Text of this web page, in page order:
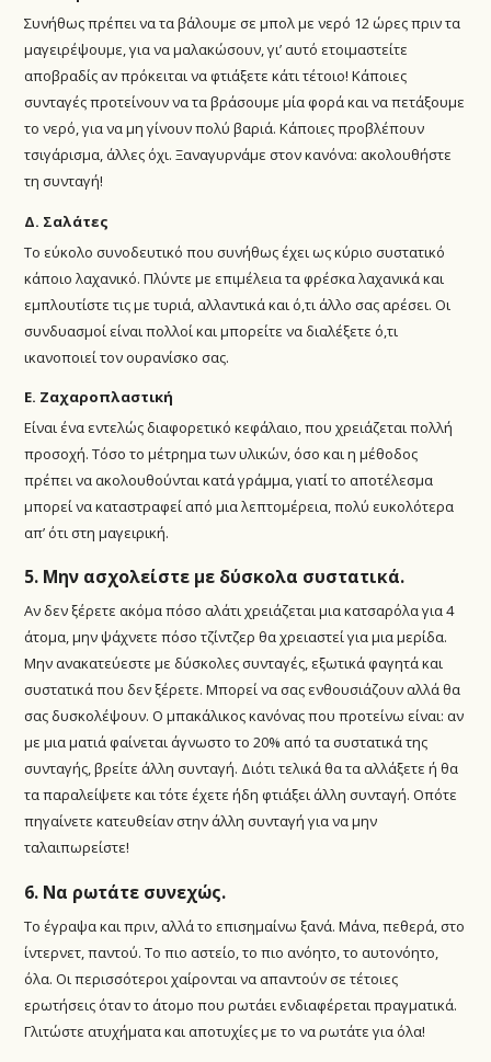
Συνήθως πρέπει να τα βάλουμε σε μπολ με νερό 12 ώρες πριν τα
μαγειρέψουμε, για να μαλακώσουν, γι’ αυτό ετοιμαστείτε
αποβραδίς αν πρόκειται να φτιάξετε κάτι τέτοιο! Κάποιες
συνταγές προτείνουν να τα βράσουμε μία φορά και να πετάξουμε
το νερό, για να μη γίνουν πολύ βαριά. Κάποιες προβλέπουν
τσιγάρισμα, άλλες όχι. Ξαναγυρνάμε στον κανόνα: ακολουθήστε
τη συνταγή!
Δ. Σαλάτες
Το εύκολο συνοδευτικό που συνήθως έχει ως κύριο συστατικό
κάποιο λαχανικό. Πλύντε με επιμέλεια τα φρέσκα λαχανικά και
εμπλουτίστε τις με τυριά, αλλαντικά και ό,τι άλλο σας αρέσει. Οι
συνδυασμοί είναι πολλοί και μπορείτε να διαλέξετε ό,τι
ικανοποιεί τον ουρανίσκο σας.
Ε. Ζαχαροπλαστική
Είναι ένα εντελώς διαφορετικό κεφάλαιο, που χρειάζεται πολλή
προσοχή. Τόσο το μέτρημα των υλικών, όσο και η μέθοδος
πρέπει να ακολουθούνται κατά γράμμα, γιατί το αποτέλεσμα
μπορεί να καταστραφεί από μια λεπτομέρεια, πολύ ευκολότερα
απ’ ότι στη μαγειρική.
5. Μην ασχολείστε με δύσκολα συστατικά.
Αν δεν ξέρετε ακόμα πόσο αλάτι χρειάζεται μια κατσαρόλα για 4
άτομα, μην ψάχνετε πόσο τζίντζερ θα χρειαστεί για μια μερίδα.
Μην ανακατεύεστε με δύσκολες συνταγές, εξωτικά φαγητά και
συστατικά που δεν ξέρετε. Μπορεί να σας ενθουσιάζουν αλλά θα
σας δυσκολέψουν. Ο μπακάλικος κανόνας που προτείνω είναι: αν
με μια ματιά φαίνεται άγνωστο το 20% από τα συστατικά της
συνταγής, βρείτε άλλη συνταγή. Διότι τελικά θα τα αλλάξετε ή θα
τα παραλείψετε και τότε έχετε ήδη φτιάξει άλλη συνταγή. Οπότε
πηγαίνετε κατευθείαν στην άλλη συνταγή για να μην
ταλαιπωρείστε!
6. Να ρωτάτε συνεχώς.
Το έγραψα και πριν, αλλά το επισημαίνω ξανά. Μάνα, πεθερά, στο
ίντερνετ, παντού. Το πιο αστείο, το πιο ανόητο, το αυτονόητο,
όλα. Οι περισσότεροι χαίρονται να απαντούν σε τέτοιες
ερωτήσεις όταν το άτομο που ρωτάει ενδιαφέρεται πραγματικά.
Γλιτώστε ατυχήματα και αποτυχίες με το να ρωτάτε για όλα!